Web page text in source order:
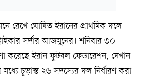
রেখে ঘোষিত ইরানের প্রাথমিক দলে
সর্দার আজমুনের। শনিবার ৩০
করেছে ইরান ফুটবল ফেডারেশন, যেখান
চূড়ান্ত ২৬ সদস্যের দল নির্ধারণ করা